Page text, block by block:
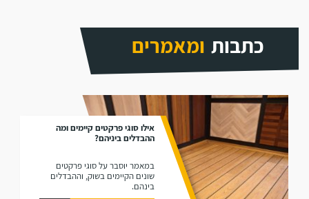
כתבות ומאמרים
אילו סוגי פרקטים קיימים ומה
ההבדלים ביניהם?
במאמר יוסבר על סוגי פרקטים
שונים הקיימים בשוק, וההבדלים
בינהם.